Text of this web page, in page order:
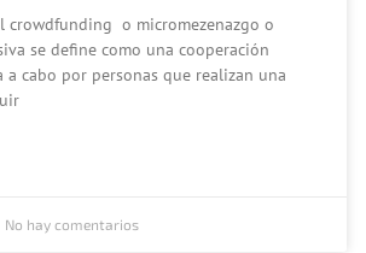
crowdfunding o micromezenazgo o
se define como una cooperación
a cabo por personas que realizan una
No hay comentarios